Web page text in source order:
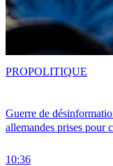
Guerre de
allemandes prises pour
10:36
PROPOLITIQUE